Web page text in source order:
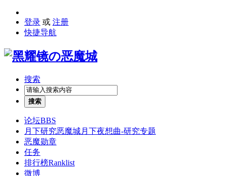
登录 或 注册
快捷导航
搜索
搜索
论坛BBS
月下研究恶魔城月下夜想曲-研究专题
恶魔勋章
任务
排行榜Ranklist
微博